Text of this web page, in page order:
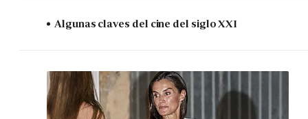
Algunas claves del cine del siglo XXI